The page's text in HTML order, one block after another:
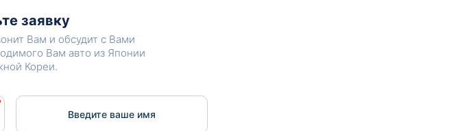
заявку
Вам и обсудит с Вами
Вам авто из Японии
Кореи.
Введите вашe имя